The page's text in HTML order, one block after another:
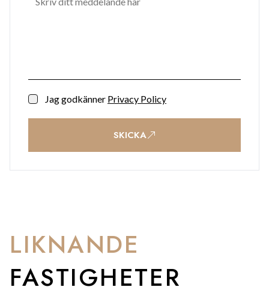
Jag godkänner Privacy Policy
SKICKA
LIKNANDE
FASTIGHETER